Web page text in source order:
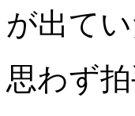
が出てい
思わず